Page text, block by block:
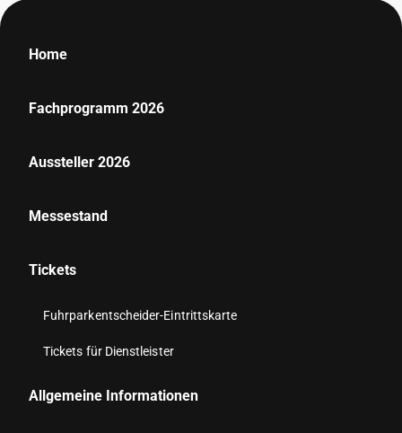
Home
Fachprogramm 2026
Aussteller 2026
Messestand
Tickets
Fuhrparkentscheider-Eintrittskarte
Tickets für Dienstleister
Allgemeine Informationen